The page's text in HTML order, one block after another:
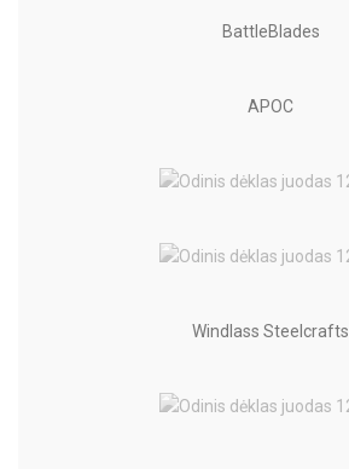
BattleBlades
APOC
Windlass Steelcrafts